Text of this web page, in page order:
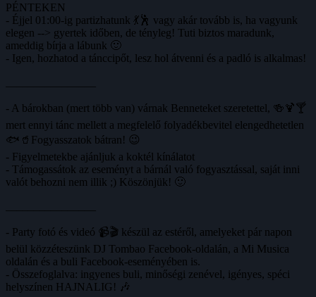
PÉNTEKEN
- Éjjel 01:00-ig partizhatunk 💃🕺 vagy akár tovább is, ha vagyunk
elegen --> gyertek időben, de tényleg! Tuti biztos maradunk,
ameddig bírja a lábunk 🙂
- Igen, hozhatod a tánccipőt, lesz hol átvenni és a padló is alkalmas!
- A bárokban (mert több van) várnak Benneteket szeretettel, 🍻🍹🍸
mert ennyi tánc mellett a megfelelő folyadékbevitel elengedhetetlen
🐟🥤Fogyasszatok bátran! 😉
- Figyelmetekbe ajánljuk a koktél kínálatot
- Támogassátok az eseményt a bárnál való fogyasztással, saját inni
valót behozni nem illik ;) Köszönjük! 🙂
- Party fotó és videó 📹🎬 készül az estéről, amelyeket pár napon
belül közzéteszünk DJ Tombao Facebook-oldalán, a Mi Musica
oldalán és a buli Facebook-eseményében is.
- Összefoglalva: ingyenes buli, minőségi zenével, igényes, spéci
helyszínen HAJNALIG! 🎶